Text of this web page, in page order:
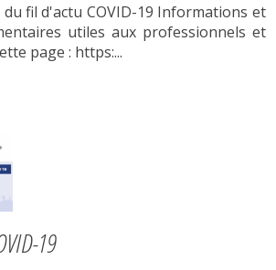
fil d'actu COVID-19 Informations et
utiles aux professionnels et
page : https:...
19